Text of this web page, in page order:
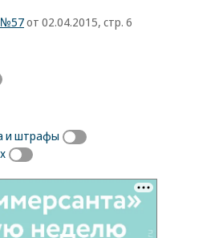
№57от 02.04.2015, стр. 6
и штрафы